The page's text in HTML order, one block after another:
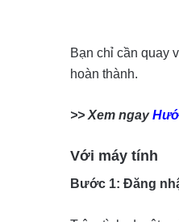
Bạn chỉ cần quay
hoàn thành.
>> Xem ngay
Với máy tính
Bước 1: Đăng